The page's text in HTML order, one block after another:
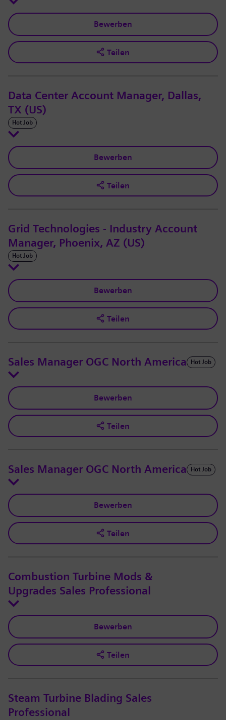
Bewerben
Teilen
Data Center Account Manager, Dallas,
TX (US)
Hot Job
Bewerben
Teilen
Grid Technologies - Industry Account
Manager, Phoenix, AZ (US)
Hot Job
Bewerben
Teilen
Sales Manager OGC North America Hot Job
Bewerben
Teilen
Sales Manager OGC North America Hot Job
Bewerben
Teilen
Combustion Turbine Mods &
Upgrades Sales Professional
Bewerben
Teilen
Steam Turbine Blading Sales
Professional